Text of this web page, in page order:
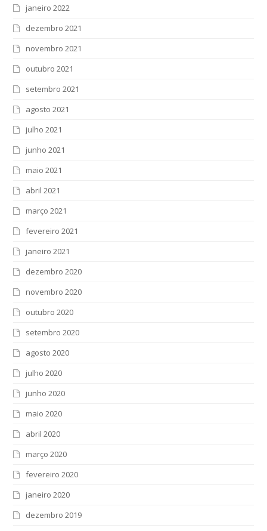
janeiro 2022
dezembro 2021
novembro 2021
outubro 2021
setembro 2021
agosto 2021
julho 2021
junho 2021
maio 2021
abril 2021
março 2021
fevereiro 2021
janeiro 2021
dezembro 2020
novembro 2020
outubro 2020
setembro 2020
agosto 2020
julho 2020
junho 2020
maio 2020
abril 2020
março 2020
fevereiro 2020
janeiro 2020
dezembro 2019